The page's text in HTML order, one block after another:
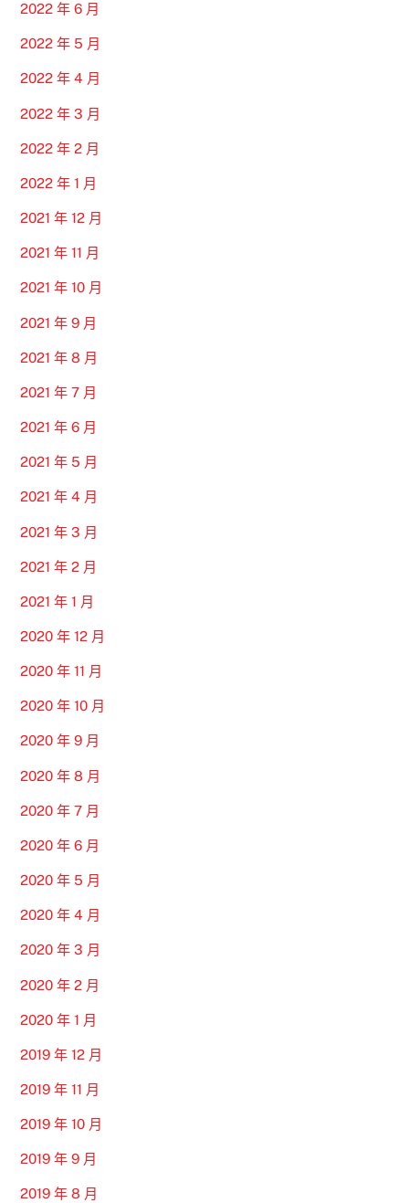
2022 年 6 月
2022 年 5 月
2022 年 4 月
2022 年 3 月
2022 年 2 月
2022 年 1 月
2021 年 12 月
2021 年 11 月
2021 年 10 月
2021 年 9 月
2021 年 8 月
2021 年 7 月
2021 年 6 月
2021 年 5 月
2021 年 4 月
2021 年 3 月
2021 年 2 月
2021 年 1 月
2020 年 12 月
2020 年 11 月
2020 年 10 月
2020 年 9 月
2020 年 8 月
2020 年 7 月
2020 年 6 月
2020 年 5 月
2020 年 4 月
2020 年 3 月
2020 年 2 月
2020 年 1 月
2019 年 12 月
2019 年 11 月
2019 年 10 月
2019 年 9 月
2019 年 8 月